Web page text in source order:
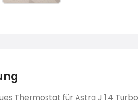
Thermostat für Astra J 1.4 Turbo